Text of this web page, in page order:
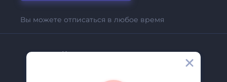
Вы можете отписаться в любое время
Компания